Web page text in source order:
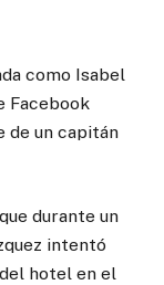
como Isabel
Facebook
de un capitán
durante un
intentó
hotel en el